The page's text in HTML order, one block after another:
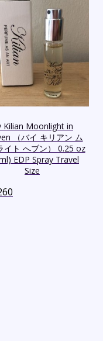
Kilian Moonlight in
（バイ キリアン ム
イト へブン） 0.25 oz
EDP Spray Travel
Size